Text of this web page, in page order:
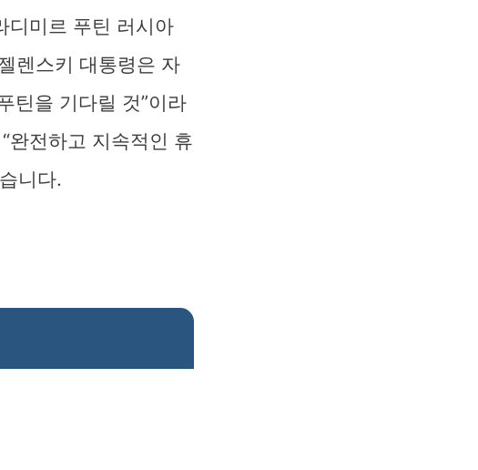
디미르 푸틴 러시아
렌스키 대통령은 자
틴을 기다릴 것”이라
완전하고 지속적인 휴
니다.